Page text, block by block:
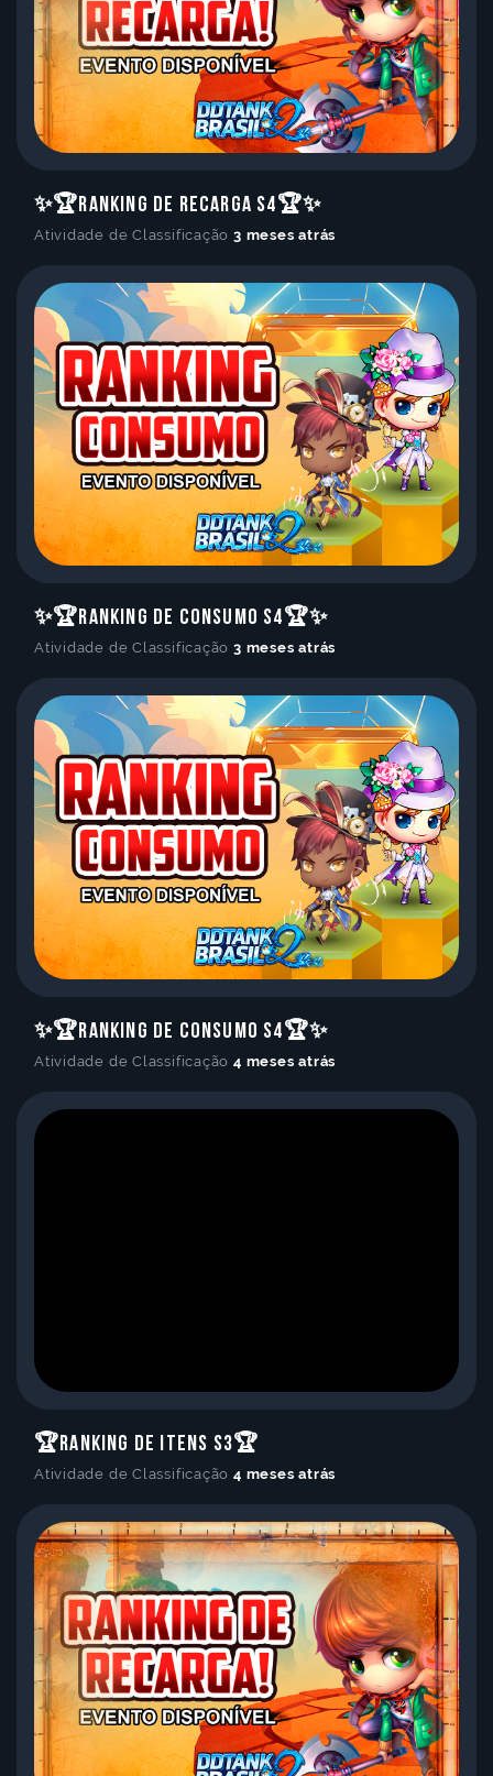
✨🏆Ranking de Recarga S4🏆✨
Atividade de Classificação 3 meses atrás
✨🏆Ranking de Consumo S4🏆✨
Atividade de Classificação 3 meses atrás
✨🏆Ranking de Consumo S4🏆✨
Atividade de Classificação 4 meses atrás
🏆Ranking de Itens S3🏆
Atividade de Classificação 4 meses atrás